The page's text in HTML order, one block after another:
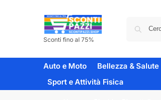
Sconti fino al 75%
Auto e Moto Bellezza & Salute
Sport e Attività Fisica